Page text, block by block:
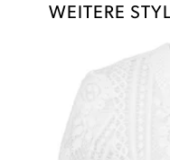
WEITERE